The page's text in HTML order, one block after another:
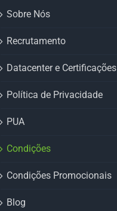
Sobre Nós
Recrutamento
Datacenter e Certificações
Política de Privacidade
PUA
Condições
Condições Promocionais
Blog